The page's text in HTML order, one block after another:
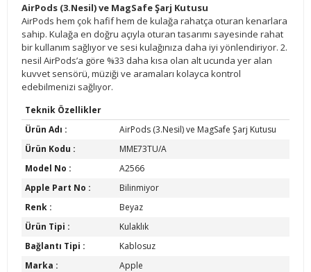
AirPods (3.Nesil) ve MagSafe Şarj Kutusu
AirPods hem çok hafif hem de kulağa rahatça oturan kenarlara
sahip. Kulağa en doğru açıyla oturan tasarımı sayesinde rahat
bir kullanım sağlıyor ve sesi kulağınıza daha iyi yönlendiriyor. 2.
nesil AirPods’a göre %33 daha kısa olan alt ucunda yer alan
kuvvet sensörü, müziği ve aramaları kolayca kontrol
edebilmenizi sağlıyor.
Teknik Özellikler
Ürün Adı :
AirPods (3.Nesil) ve MagSafe Şarj Kutusu
Ürün Kodu :
MME73TU/A
Model No :
A2566
Apple Part No :
Bilinmiyor
Renk :
Beyaz
Ürün Tipi :
Kulaklık
Bağlantı Tipi :
Kablosuz
Marka :
Apple